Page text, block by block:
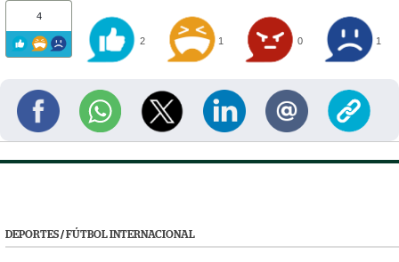
4
2 1 0 1
DEPORTES/FÚTBOL INTERNACIONAL